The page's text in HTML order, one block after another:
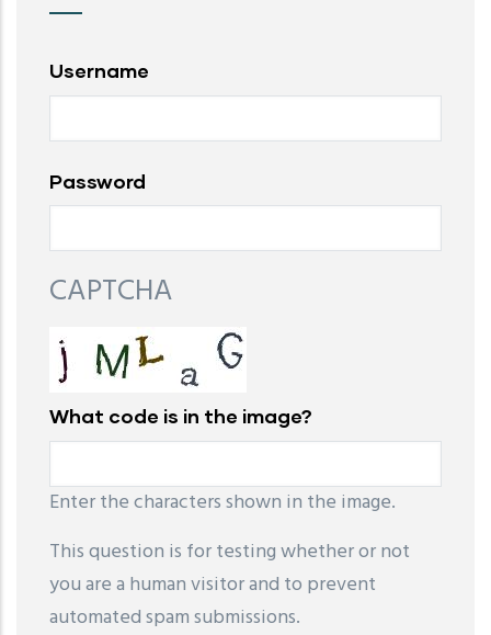
Username
Password
CAPTCHA
What code is in the image?
Enter the characters shown in the image.
This question is for testing whether or not
you are a human visitor and to prevent
automated spam submissions.